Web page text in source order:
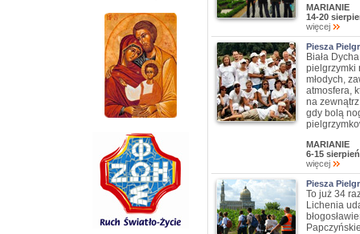
MARIANIE
14-20
więcej
Piesza
Biała
pielgrzymki
młodych,
atmosfera,
na
gdy bolą
MARIANIE
6-15
więcej
Piesza
To już 34
Lichenia